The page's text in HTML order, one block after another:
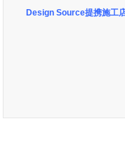
Design Source提携施工